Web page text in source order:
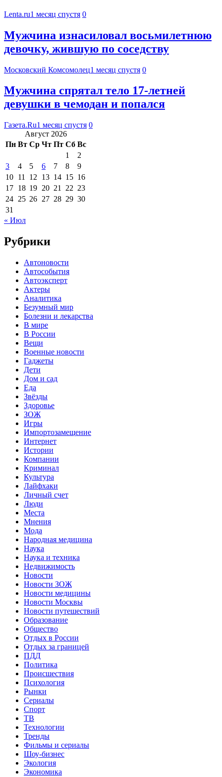
Lenta.ru1 месяц спустя 0
Мужчина изнасиловал восьмилетнюю
девочку, жившую по соседству
Московский Комсомолец1 месяц спустя 0
Мужчина спрятал тело 17-летней
девушки в чемодан и попался
Газета.Ru1 месяц спустя 0
Август 2026
Пн Вт Ср Чт Пт Сб Вс
1
2
3
4 5 6 7 8
9
10 11 12 13 14 15 16
17 18 19 20 21 22 23
24 25 26 27 28 29 30
31
« Июл
Рубрики
Автоновости
Автособытия
Автоэксперт
Актеры
Аналитика
Безумный мир
Болезни и лекарства
В мире
В России
Вещи
Военные новости
Гаджеты
Дети
Дом и сад
Еда
Звёзды
Здоровье
ЗОЖ
Игры
Импортозамещение
Интернет
Истории
Компании
Криминал
Культура
Лайфхаки
Личный счет
Люди
Места
Мнения
Мода
Народная медицина
Наука
Наука и техника
Недвижимость
Новости
Новости ЗОЖ
Новости медицины
Новости Москвы
Новости путешествий
Образование
Общество
Отдых в России
Отдых за границей
ПДД
Политика
Происшествия
Психология
Рынки
Сериалы
Спорт
ТВ
Технологии
Тренды
Фильмы и сериалы
Шоу-бизнес
Экология
Экономика